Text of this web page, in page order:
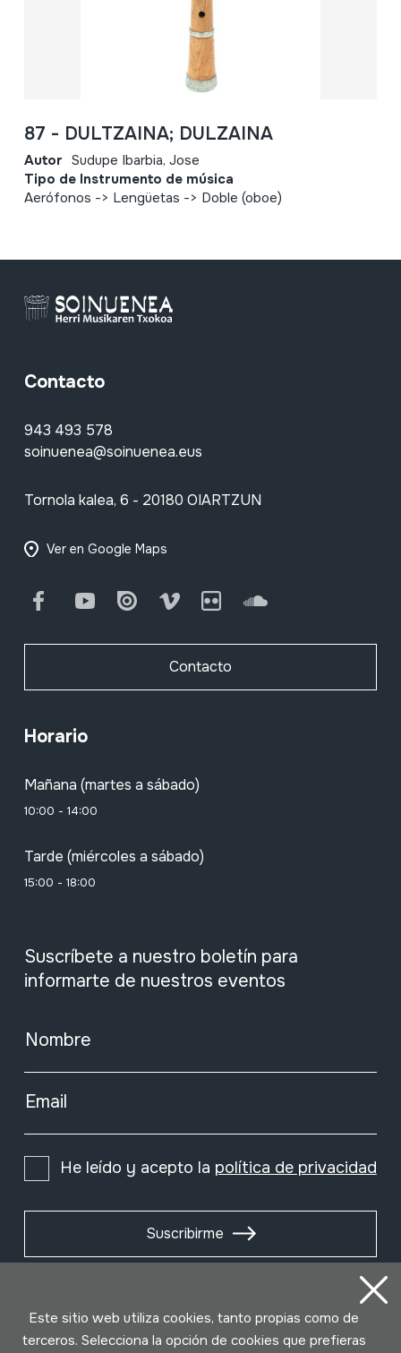
87 - DULTZAINA; DULZAINA
Autor Sudupe Ibarbia, Jose
Tipo de Instrumento de música
Aerófonos -> Lengüetas -> Doble (oboe)
Contacto
943 493 578
soinuenea@soinuenea.eus
Tornola kalea, 6 - 20180 OIARTZUN
Ver en Google Maps
FacebookYoutube Issuu Vimeo Flickr SoundCloud
Contacto
Horario
Mañana (martes a sábado)
10:00 - 14:00
Tarde (miércoles a sábado)
15:00 - 18:00
Suscríbete a nuestro boletín para
informarte de nuestros eventos
Nombre
Email
He leído y acepto la política de privacidad
Suscribirme
Este sitio web utiliza cookies, tanto propias como de
terceros. Selecciona la opción de cookies que prefieras